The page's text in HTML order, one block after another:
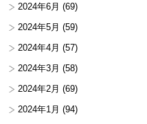
2024年6月 (69)
2024年5月 (59)
2024年4月 (57)
2024年3月 (58)
2024年2月 (69)
2024年1月 (94)